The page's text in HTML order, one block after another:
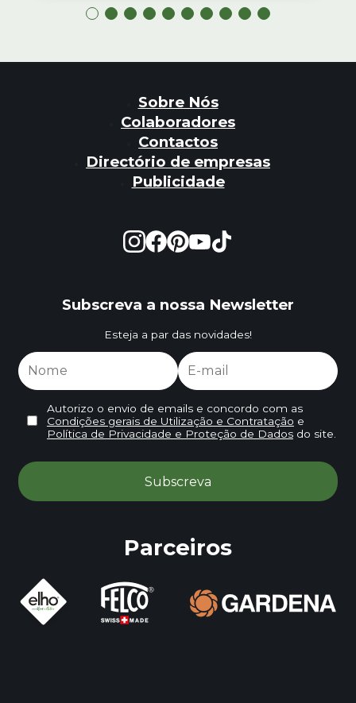
Sobre Nós
Colaboradores
Contactos
Directório de empresas
Publicidade
Subscreva a nossa Newsletter
Esteja a par das novidades!
Autorizo o envio de emails e concordo com as
Condições gerais de Utilização e Contratação e
Política de Privacidade e Proteção de Dadosdo site.
Parceiros